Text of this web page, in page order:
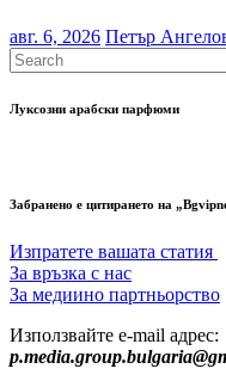
авг. 6, 2026 Петър
Луксозни арабски парфюми
Забранено е цитирането на
Изпратете вашата статия
За връзка с нас
За медиино партньорство
Използвайте e-mail адрес: